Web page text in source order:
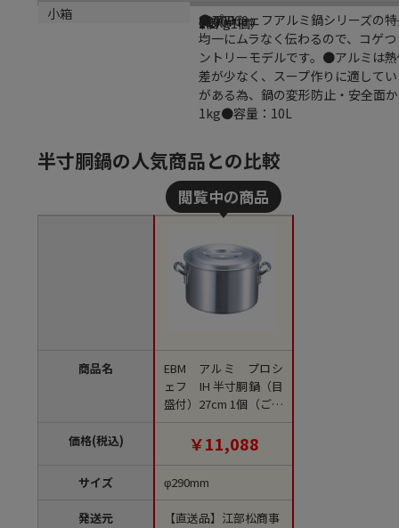
商品説明
●プロシェフアルミ鍋シリーズの
均一にムラなく伝わるので、コゲ
ントリーモデルです。●アルミは
差が少なく、スープ作りに適して
がある為、鍋の変形防止・安全面
1kg●容量：10L
メーカー品番
8106900
サイズ
φ290mm
重量
2.1kg
小箱
1個（1個）
半寸胴鍋の人気商品との比較
商品名
価格(税込)
サイズ
発送元
EBM アルミ プロシ
ェフ IH 半寸胴鍋（目
盛付）27cm 1個（ご注
文単位1個）【直送
￥11,088
φ290mm
【直送品】江部松商事